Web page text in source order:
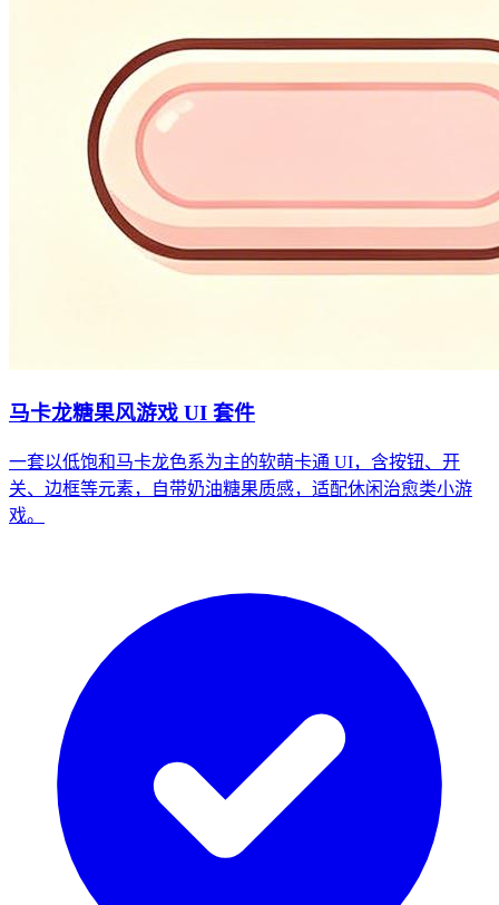
马卡龙糖果风游戏 UI 套件
一套以低饱和马卡龙色系为主的软萌卡通 UI，含按钮、开
关、边框等元素，自带奶油糖果质感，适配休闲治愈类小游
戏。